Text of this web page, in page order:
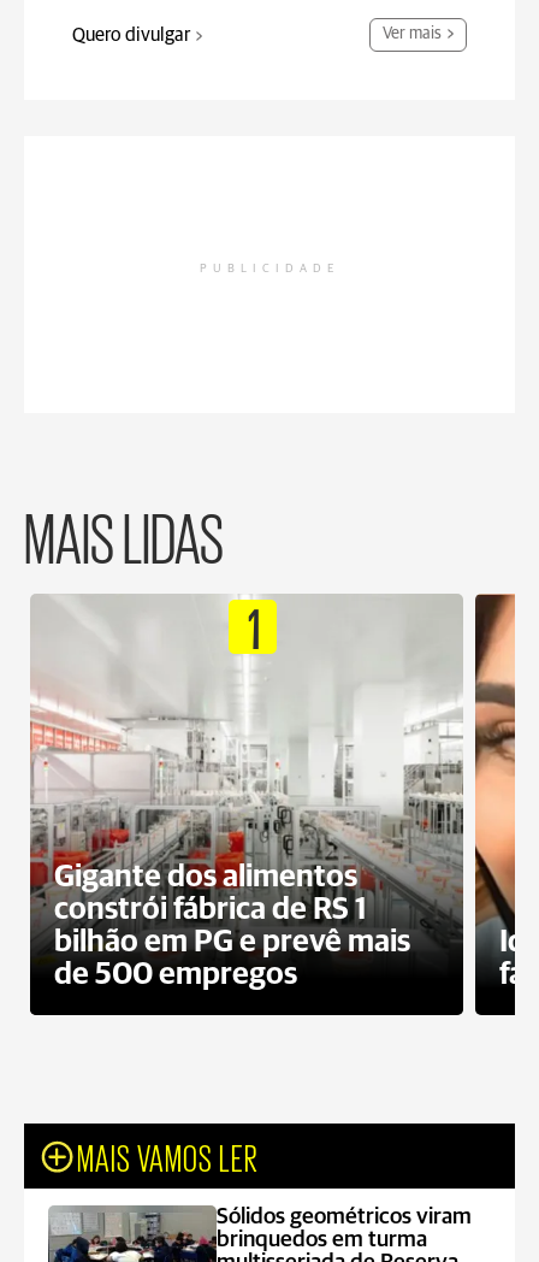
Quero divulgar Ver mais
PUBLICIDADE
MAIS LIDAS
1
Gigante dos alimentos
constrói fábrica de RS 1
bilhão em PG e prevê mais
de 500 empregos
MAIS VAMOS LER
Sólidos geométricos viram
brinquedos em turma